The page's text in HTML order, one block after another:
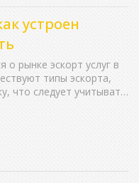
устроен
о рынке эскорт услуг в
типы эскорта,
что следует учитывать
как обезопасить